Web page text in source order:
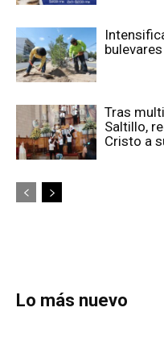
Tras
Saltillo,
Cristo a
Lo más nuevo